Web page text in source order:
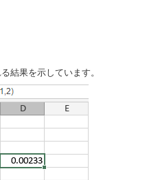
結果を示しています。